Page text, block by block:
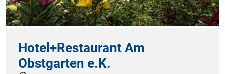
Hotel+Restaurant Am
Obstgarten e.K.